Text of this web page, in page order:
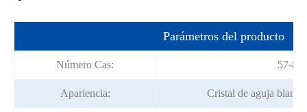
Parámetros del producto
Número Cas: 57-
Apariencia: Cristal de aguja